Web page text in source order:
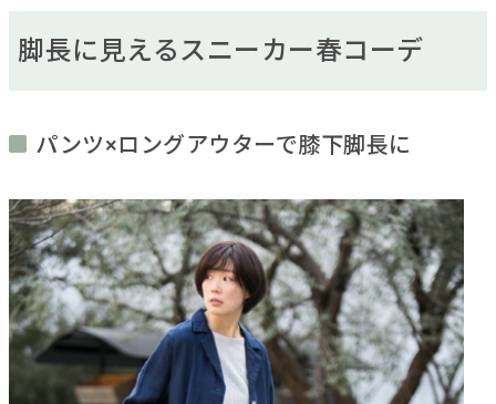
脚長に見えるスニーカー春コーデ
パンツ×ロングアウターで膝下脚長に